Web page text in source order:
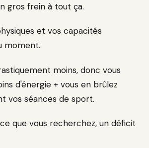
gros frein à tout ça.
et vos capacités
moment.
moins, donc vous
d'énergie + vous en brûlez
vos séances de sport.
que vous recherchez, un déficit